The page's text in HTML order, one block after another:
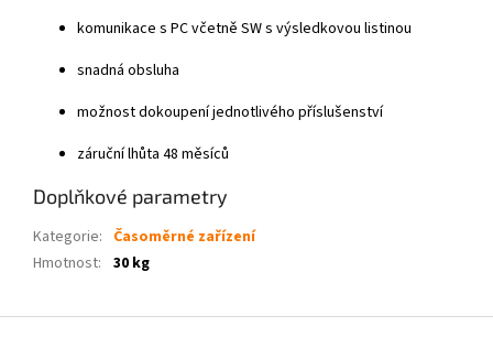
komunikace s PC včetně SW s výsledkovou listinou
snadná obsluha
možnost dokoupení jednotlivého příslušenství
záruční lhůta 48 měsíců
Doplňkové parametry
Kategorie: Časoměrné zařízení
Hmotnost: 30 kg